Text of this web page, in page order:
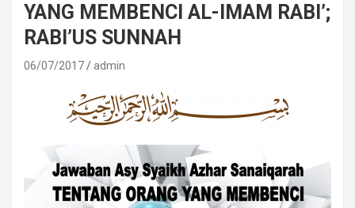
YANG MEMBENCI AL-IMAM RABI’;
RABI’US SUNNAH
06/07/2017 admin